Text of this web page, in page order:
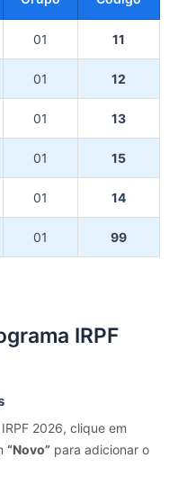
01 11
01 12
01 13
01 15
01 14
01 99
IRPF
2026, clique em
“Novo” para adicionar o